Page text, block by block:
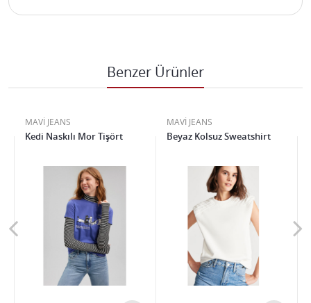
Benzer Ürünler
MAVİ JEANS
Kedi Naskılı Mor Tişört
MAVİ JEANS
Beyaz Kolsuz Sweatshirt